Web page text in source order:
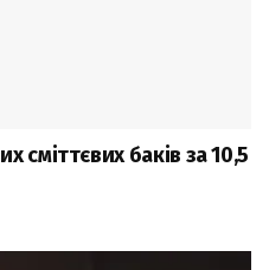
сміттєвих баків за 10,5